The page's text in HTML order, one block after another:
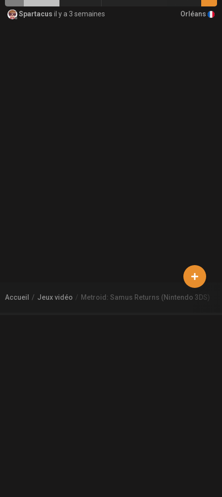
Spartacus il y a 3 semaines Orléans
Accueil Jeux vidéo Metroid: Samus Returns (Nintendo 3DS)